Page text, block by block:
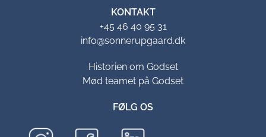
KONTAKT
+45 46 40 95 31
info@sonnerupgaard.dk
Historien om Godset
Mød teamet på Godset
FØLG OS